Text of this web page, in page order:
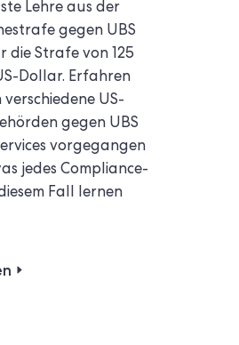
Lehre aus der
gegen UBS
die Strafe von 125
Dollar. Erfahren
verschiedene US-
gegen UBS
vorgegangen
jedes Compliance-
Fall lernen